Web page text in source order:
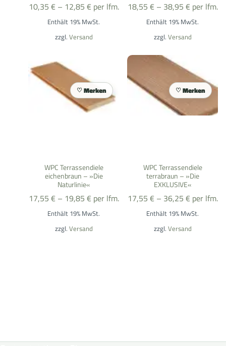
10,35 € – 12,85 € per lfm.
Enthält 19% MwSt.
zzgl. Versand
18,55 € – 38,95 € per lfm.
Enthält 19% MwSt.
zzgl. Versand
WPC Terrassendiele
eichenbraun – »Die
Naturlinie«
17,55 € – 19,85 € per lfm.
Enthält 19% MwSt.
zzgl. Versand
Merken
WPC Terrassendiele
terrabraun – »Die
EXKLUSIVE«
17,55 € – 36,25 € per lfm.
Enthält 19% MwSt.
zzgl. Versand
Merken